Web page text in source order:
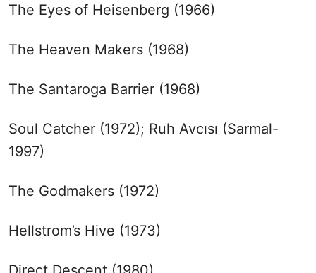
The Eyes of Heisenberg (1966)
The Heaven Makers (1968)
The Santaroga Barrier (1968)
Soul Catcher (1972); Ruh Avcısı (Sarmal-
1997)
The Godmakers (1972)
Hellstrom’s Hive (1973)